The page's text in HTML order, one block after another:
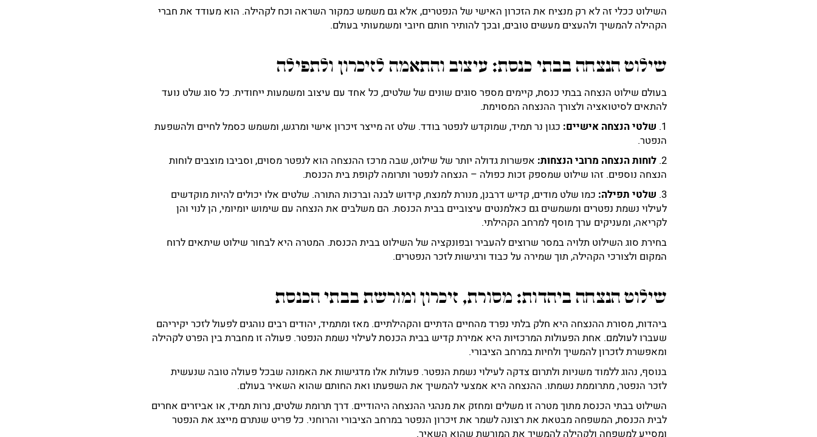
השילוט ככלי זה לא רק מנציח את הזכרון האישי של הנפטרים, אלא גם משמש כמקור השראה וכח לקהילה. הוא מעודד את חברי
הקהילה להמשיך ולהעצים מעשים טובים, ובכך להותיר חותם חיובי ומשמעותי בעולם.
שילוט הנצחה בבתי כנסת: עיצוב והתאמה לזיכרון ולתפילה
בעולם שילוט הנצחה בבתי כנסת, קיימים מספר סוגים שונים של שלטים, כל אחד עם עיצוב ומשמעות ייחודית. כל סוג שלט נועד
להתאים לסיטואציה ולצורך ההנצחה המסוימת.
1. שלטי הנצחה אישיים: כגון נר תמיד, שמוקדש לנפטר בודד. שלט זה מייצר זיכרון אישי ומרגש, ומשמש כסמל לחיים ולהשפעת
הנפטר.
2. לוחות הנצחה מרובי הנצחות: אפשרות גדולה יותר של שילוט, שבה מרכז ההנצחה הוא לנפטר מסוים, וסביבו מוצבים לוחות
הנצחה נוספים. זהו שילוט שמספק זכות כפולה – הנצחה לנפטר ותרומה לקופת בית הכנסת.
3. שלטי תפילה: כמו שלט מודים, קדיש דרבנן, מנורת למנצח, קידוש לבנה וברכות התורה. שלטים אלו יכולים להיות מוקדשים
לעילוי נשמת נפטרים ומשמשים גם כאלמנטים עיצוביים בבית הכנסת. הם משלבים את הנצחה עם שימוש יומיומי, הן לנוי והן
לקריאה, ומעניקים ערך מוסף למרחב הקהילתי.
בחירת סוג השילוט תלויה במסר שרוצים להעביר ובפונקציה של השילוט בבית הכנסת. המטרה היא לבחור שילוט שיתאים לרוח
המקום ולצורכי הקהילה, תוך שמירה על כבוד ורגישות לזכר הנפטרים.
שילוט הנצחה ביהדות: מסורת, זיכרון ומורשת בבתי הכנסת
ביהדות, מסורת ההנצחה היא חלק בלתי נפרד מהחיים הדתיים והקהילתיים. מאז ומתמיד, יהודים רבים נוהגים לפעול לזכר יקיריהם
שעברו לעולמם. אחת הפעולות המרכזיות היא אמירת קדיש בבית הכנסת לעילוי נשמת הנפטר. פעולה זו מחברת בין הפרט לקהילה
ומאפשרת לזכרון להמשיך ולחיות במרחב הציבורי.
בנוסף, נהוג ללמוד משניות ולתרום צדקה לעילוי נשמת הנפטר. פעולות אלו מדגישות את האמונה שבכל פעולה טובה שנעשית
לזכר הנפטר, מתרוממת נשמתו. ההנצחה היא אמצעי להמשיך את השפעתו ואת החותם שהוא השאיר בעולם.
השילוט בבתי הכנסת מתוך מטרה זו משלים ומחזק את מנהגי ההנצחה היהודיים. דרך תרומת שלטים, נרות תמיד, או אביזרים אחרים
לבית הכנסת, המשפחה מבטאת את רצונה לשמר את זיכרון הנפטר במרחב הציבורי והרוחני. כל פריט שנתרם מייצג את הנפטר